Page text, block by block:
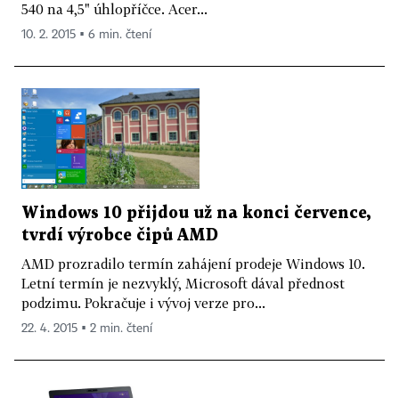
540 na 4,5" úhlopříčce. Acer...
10. 2. 2015 ▪ 6 min. čtení
Windows 10 přijdou už na konci července,
tvrdí výrobce čipů AMD
AMD prozradilo termín zahájení prodeje Windows 10.
Letní termín je nezvyklý, Microsoft dával přednost
podzimu. Pokračuje i vývoj verze pro...
22. 4. 2015 ▪ 2 min. čtení